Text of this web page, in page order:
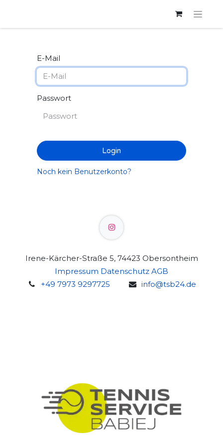
E-Mail
Passwort
Login
Noch kein Benutzerkonto?
Irene-Kärcher-Straße 5, 74423 Obersontheim
Impressum Datenschutz AGB
+49 7973 9297725
info@tsb24.de